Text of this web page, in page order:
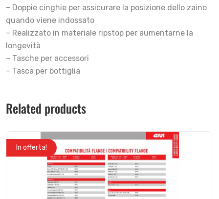
– Doppie cinghie per assicurare la posizione dello zaino
quando viene indossato
– Realizzato in materiale ripstop per aumentarne la
longevità
– Tasche per accessori
– Tasca per bottiglia
Related products
In offerta!